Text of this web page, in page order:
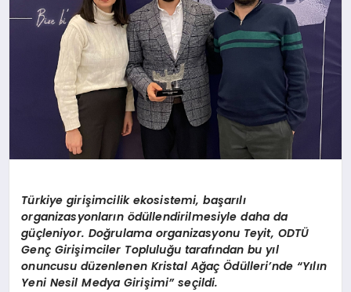
Türkiye girişimcilik ekosistemi, başarılı
organizasyonların ödüllendirilmesiyle daha da
güçleniyor. Doğrulama organizasyonu Teyit, ODTÜ
Genç Girişimciler Topluluğu tarafından bu yıl
onuncusu düzenlenen Kristal Ağaç Ödülleri’nde “Yılın
Yeni Nesil Medya Girişimi”seçildi.